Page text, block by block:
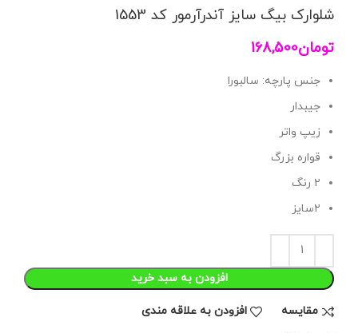
شلوارک بیگ سایز آندرآرمور کد 1553
تومان168,500
جنس پارچه: سالبورا
جیبدار
زیپ واتر
قواره بزرگ
۲ رنگ
۲سایز
افزودن به سبد خرید
مقايسه افزودن به علاقه مندی